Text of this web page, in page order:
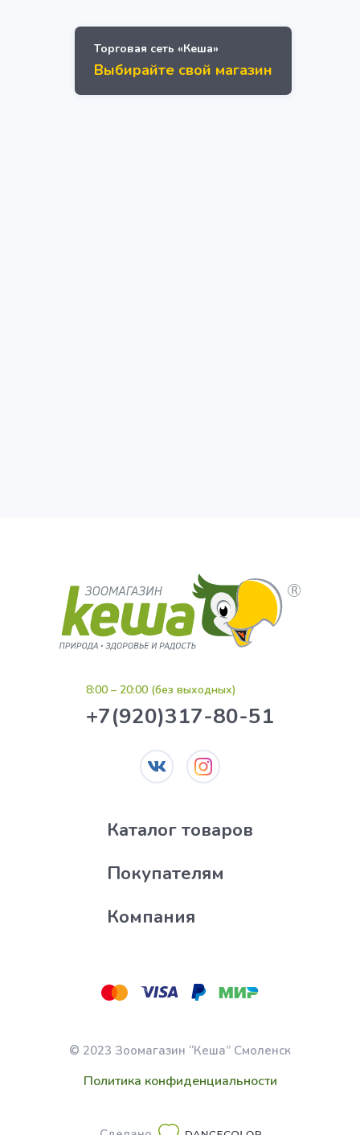
Торговая сеть «Кеша»
Выбирайте свой магазин
8:00 – 20:00 (без выходных)
+7(920)317-80-51
Каталог товаров
Покупателям
Компания
© 2023 Зоомагазин “Кеша” Смоленск
Политика конфиденциальности